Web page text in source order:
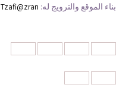
بناء الموقع والترويج له: Tzafi@zran